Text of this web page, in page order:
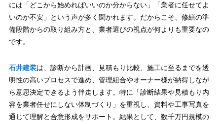
には「どこから始めればいいのか分からない」「業者に任せてよ
いのか不安」という声が多く聞かれます。だからこそ、修繕の準
備段階からの取り組み方と、業者選びの視点が何よりも重要なの
です。
石井建装は、診断から計画、見積もり比較、施工に至るまでを透
明性の高いプロセスで進め、管理組合やオーナー様が納得しなが
ら意思決定できるよう伴走します。特に「診断結果や見積もり内
容を業者任せにしない体制づくり」を重視し、資料や工事写真を
通じて理解と合意形成をサポート。結果として、数千万円規模の